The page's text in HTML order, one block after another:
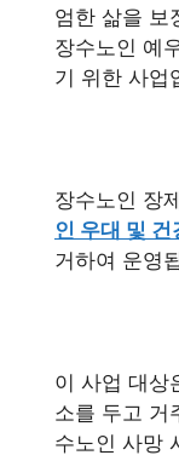
엄한 삶을 보
장수노인 예
기 위한 사업
장수노인 장
인 우대 및 건
거하여 운영
이 사업 대상
소를 두고 거
수노인 사망